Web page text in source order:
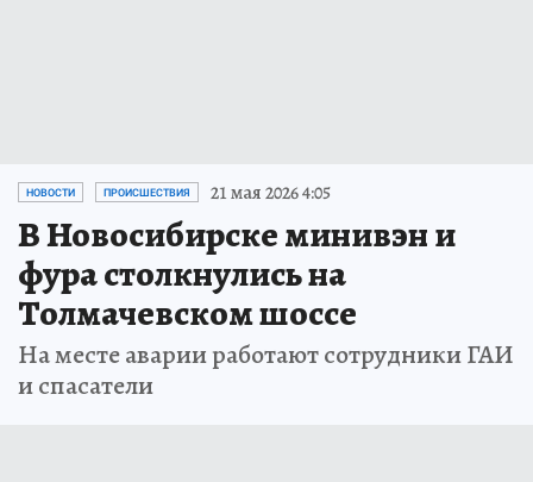
НОВОСТИ ПРОИСШЕСТВИЯ 21 мая 2026 4:05
В Новосибирске минивэн и
фура столкнулись на
Толмачевском шоссе
На месте аварии работают сотрудники ГАИ
и спасатели